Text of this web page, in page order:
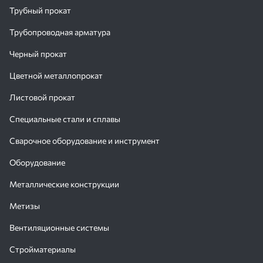
Трубный прокат
Трубопроводная арматура
Черный прокат
Цветной металлопрокат
Листовой прокат
Специальные стали и сплавы
Сварочное оборудование и инструмент
Оборудование
Металлические конструкции
Метизы
Вентиляционные системы
Стройматериалы